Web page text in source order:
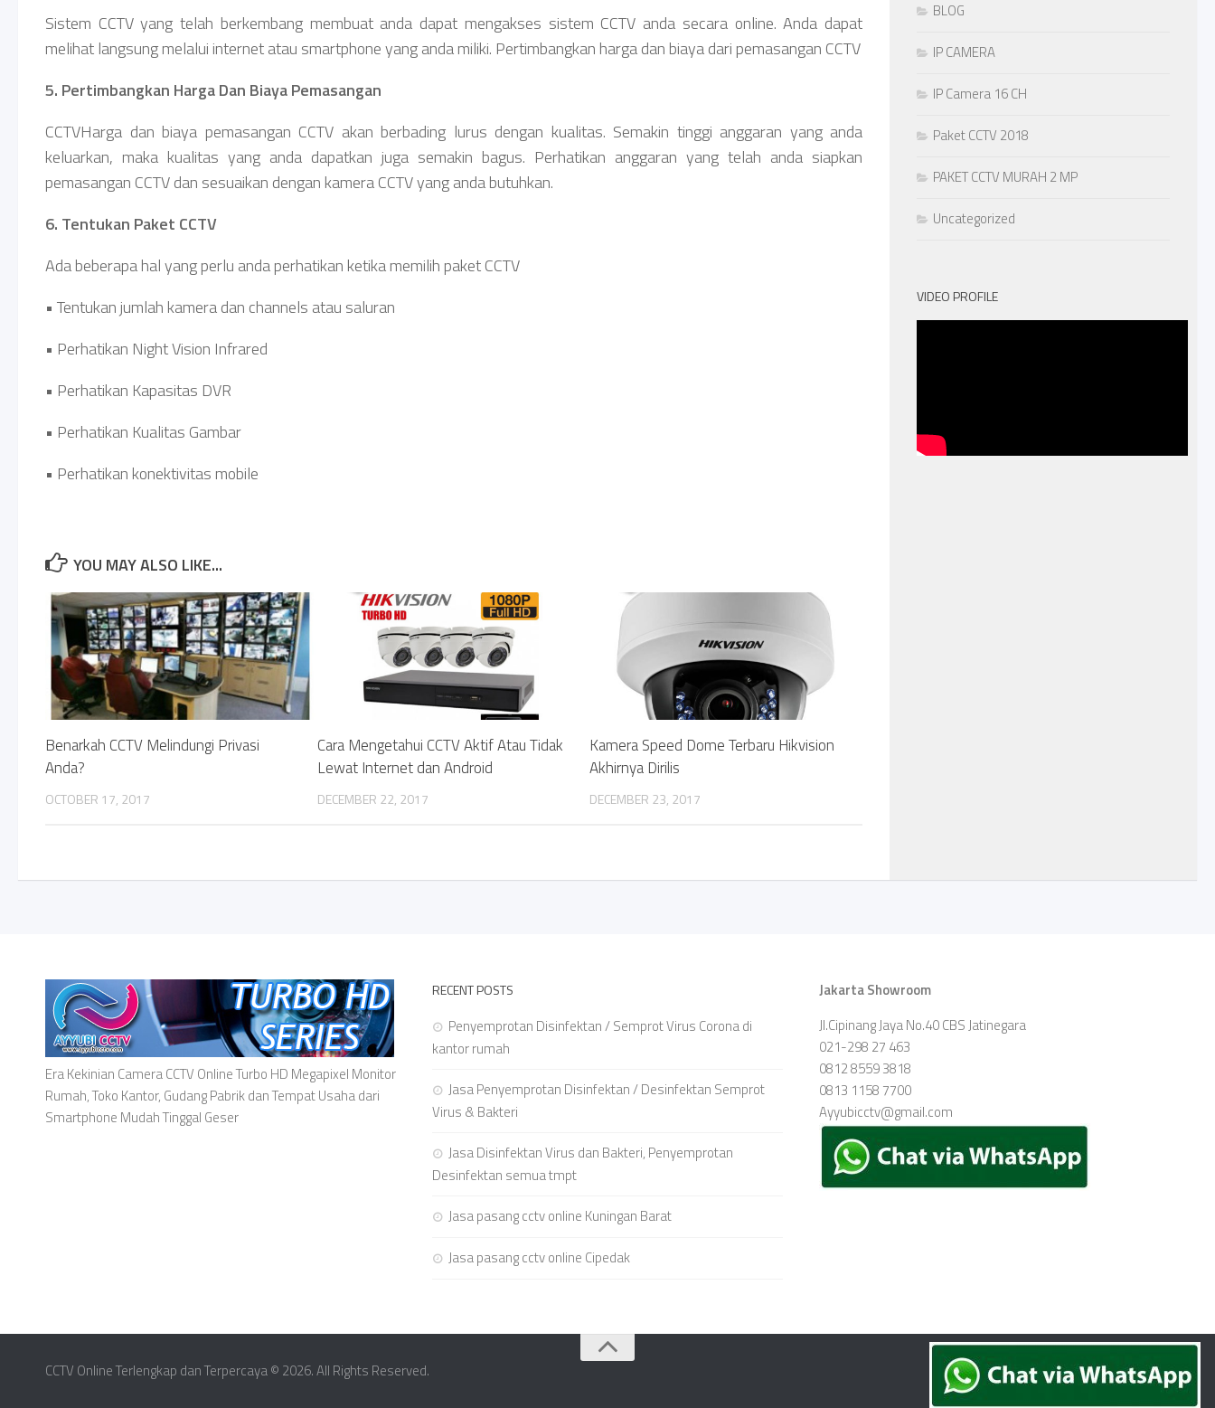
Sistem CCTV yang telah berkembang membuat anda dapat mengakses sistem CCTV anda secara online. Anda dapat
melihat langsung melalui internet atau smartphone yang anda miliki. Pertimbangkan harga dan biaya dari pemasangan CCTV
5. Pertimbangkan Harga Dan Biaya Pemasangan
CCTVHarga dan biaya pemasangan CCTV akan berbading lurus dengan kualitas. Semakin tinggi anggaran yang anda
keluarkan, maka kualitas yang anda dapatkan juga semakin bagus. Perhatikan anggaran yang telah anda siapkan
pemasangan CCTV dan sesuaikan dengan kamera CCTV yang anda butuhkan.
6. Tentukan Paket CCTV
Ada beberapa hal yang perlu anda perhatikan ketika memilih paket CCTV
• Tentukan jumlah kamera dan channels atau saluran
• Perhatikan Night Vision Infrared
• Perhatikan Kapasitas DVR
• Perhatikan Kualitas Gambar
• Perhatikan konektivitas mobile
YOU MAY ALSO LIKE...
Benarkah CCTV Melindungi Privasi
Anda?
OCTOBER 17, 2017
Cara Mengetahui CCTV Aktif Atau Tidak
Lewat Internet dan Android
DECEMBER 22, 2017
Kamera Speed Dome Terbaru Hikvision
Akhirnya Dirilis
DECEMBER 23, 2017
BLOG
IP CAMERA
IP Camera 16 CH
Paket CCTV 2018
PAKET CCTV MURAH 2 MP
Uncategorized
VIDEO PROFILE
Era Kekinian Camera CCTV Online Turbo HD Megapixel Monitor
Rumah, Toko Kantor, Gudang Pabrik dan Tempat Usaha dari
Smartphone Mudah Tinggal Geser
RECENT POSTS
Penyemprotan Disinfektan / Semprot Virus Corona di
kantor rumah
Jasa Penyemprotan Disinfektan / Desinfektan Semprot
Virus & Bakteri
Jasa Disinfektan Virus dan Bakteri, Penyemprotan
Desinfektan semua tmpt
Jasa pasang cctv online Kuningan Barat
Jasa pasang cctv online Cipedak
Jakarta Showroom
Jl.Cipinang Jaya No.40 CBS Jatinegara
021-298 27 463
0812 8559 3818
0813 1158 7700
Ayyubicctv@gmail.com
CCTV Online Terlengkap dan Terpercaya © 2026. All Rights Reserved.